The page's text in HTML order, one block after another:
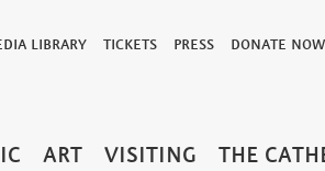
LIBRARY TICKETS PRESS DONATE NOW
ART VISITING THE